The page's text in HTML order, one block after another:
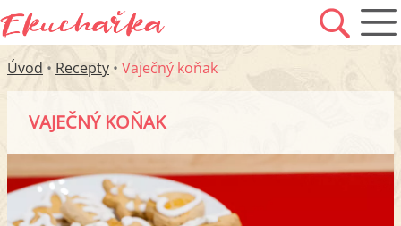
Úvod • Recepty • Vaječný koňak
VAJEČNÝ KOŇAK